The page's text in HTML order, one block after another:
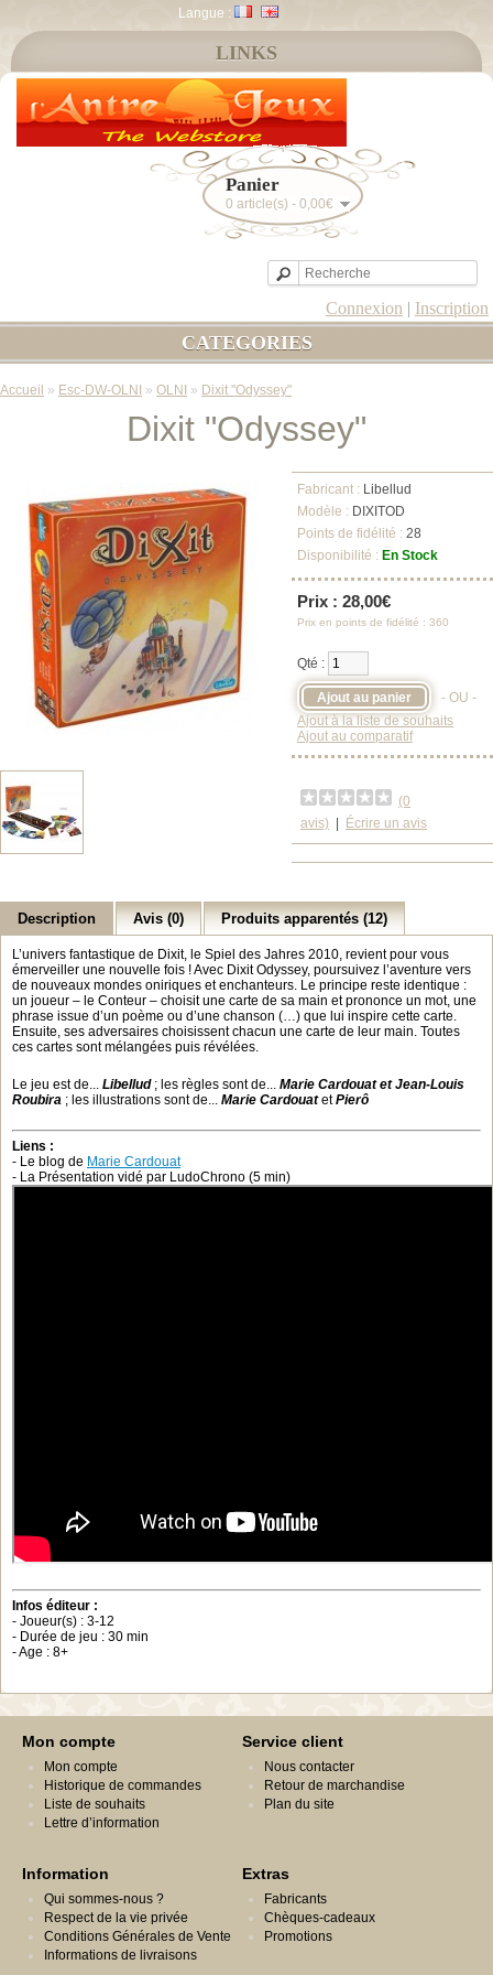
Langue :
Panier
0 article(s) - 0,00€
Connexion | Inscription
LINKS
CATEGORIES
Accueil » Esc-DW-OLNI » OLNI » Dixit "Odyssey"
Dixit "Odyssey"
Fabricant : Libellud
Modèle : DIXITOD
Points de fidélité : 28
Disponibilité : En Stock
Prix : 28,00€
Prix en points de fidélité : 360
Qté :
- OU -
Ajout à la liste de souhaits
Ajout au comparatif
(0
avis)
Écrire un avis
Description Avis (0) Produits apparentés (12)
L’univers fantastique de Dixit, le Spiel des Jahres 2010, revient pour vous
émerveiller une nouvelle fois ! Avec Dixit Odyssey, poursuivez l’aventure vers
de nouveaux mondes oniriques et enchanteurs. Le principe reste identique :
un joueur – le Conteur – choisit une carte de sa main et prononce un mot, une
phrase issue d’un poème ou d’une chanson (…) que lui inspire cette carte.
Ensuite, ses adversaires choisissent chacun une carte de leur main. Toutes
ces cartes sont mélangées puis révélées.
Le jeu est de... Libellud ; les règles sont de... Marie Cardouat et Jean-Louis
Roubira ; les illustrations sont de... Marie CardouatetPierô
Liens :
- Le blog de Marie Cardouat
- La Présentation vidé par LudoChrono (5 min)
Infos éditeur :
- Joueur(s) : 3-12
- Durée de jeu : 30 min
- Age : 8+
Mon compte
Mon compte
Historique de commandes
Liste de souhaits
Lettre d’information
Service client
Nous contacter
Retour de marchandise
Plan du site
Information
Qui sommes-nous ?
Respect de la vie privée
Conditions Générales de Vente
Informations de livraisons
Extras
Fabricants
Chèques-cadeaux
Promotions